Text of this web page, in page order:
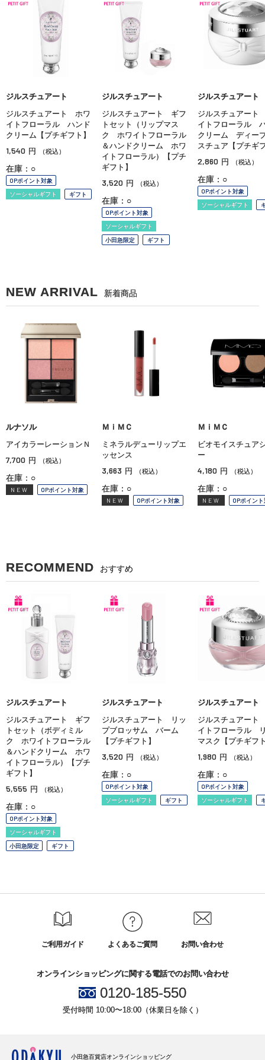
ジルスチュアート
ジルスチュアート ホワ
イトフローラル ハンド
クリーム【プチギフト】
1,540 円 （税込）
在庫：○
OPポイント対象
ソーシャルギフト
ギフト
ジルスチュアート
ジルスチュアート ギフ
トセット（リップマス
ク ホワイトフローラル
＆ハンドクリーム ホワ
イトフローラル）【プチ
ギフト】
3,520 円 （税込）
在庫：○
OPポイント対象
ソーシャルギフト
小田急限定
ギフト
ジルスチュアート
ジルスチュアー
イトフローラル
クリーム ディー
スチュア【プチギ
2,860 円 （税込）
在庫：○
OPポイント対象
ソーシャルギフト
NEW ARRIVAL 新着商品
ルナソル
アイカラーレーションＮ
7,700 円 （税込）
在庫：○
NEW OPポイント対象
ＭｉＭＣ
ミネラルデューリップエ
ッセンス
3,663 円 （税込）
在庫：○
NEW OPポイント対象
ＭｉＭＣ
ビオモイスチュア
ー
4,180 円 （税込）
在庫：○
NEW OPポイン
RECOMMEND おすすめ
ジルスチュアート
ジルスチュアート ギフ
トセット（ボディミル
ク ホワイトフローラル
＆ハンドクリーム ホワ
イトフローラル）【プチ
ギフト】
5,555 円 （税込）
在庫：○
OPポイント対象
ソーシャルギフト
小田急限定
ギフト
ジルスチュアート
ジルスチュアート リッ
プブロッサム バーム
【プチギフト】
3,520 円 （税込）
在庫：○
OPポイント対象
ソーシャルギフト
ギフト
ジルスチュアート
ジルスチュアー
イトフローラル
マスク【プチギフ
1,980 円 （税込）
在庫：○
OPポイント対象
ソーシャルギフト
ご利用ガイド よくあるご質問 お問い合わせ
オンラインショッピングに関する電話でのお問い合わせ
0120-185-550
受付時間 10:00〜18:00（休業日を除く）
小田急百貨店オンラインショッピング